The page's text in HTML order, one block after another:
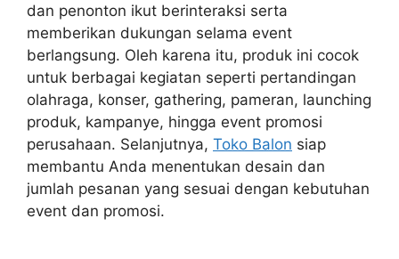
dan penonton ikut berinteraksi serta
memberikan dukungan selama event
berlangsung. Oleh karena itu, produk ini cocok
untuk berbagai kegiatan seperti pertandingan
olahraga, konser, gathering, pameran, launching
produk, kampanye, hingga event promosi
perusahaan. Selanjutnya, Toko Balon siap
membantu Anda menentukan desain dan
jumlah pesanan yang sesuai dengan kebutuhan
event dan promosi.